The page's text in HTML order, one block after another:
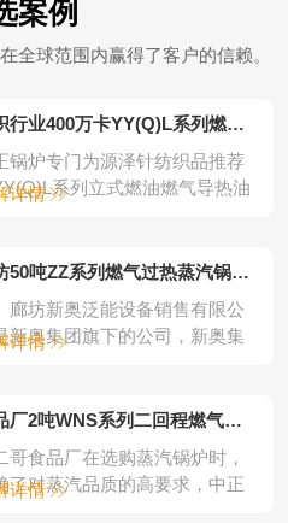
案例
全球范围内赢得了客户的信赖。
纺织行业400万卡YY(Q)L系列燃油燃气立
锅炉专门为源泽针纺织品推荐
系列立式燃油燃气导热油
详情
廊坊50吨ZZ系列燃气过热蒸汽锅炉项目
新奥泛能设备销售有限公
新奥集团旗下的公司，新奥集
详情
食品厂2吨WNS系列二回程燃气蒸汽锅炉
哥食品厂在选购蒸汽锅炉时，
了对蒸汽品质的高要求，中正
详情